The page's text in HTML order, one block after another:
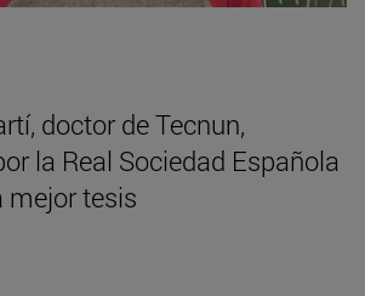
doctor de Tecnun,
la Real Sociedad Española
mejor tesis